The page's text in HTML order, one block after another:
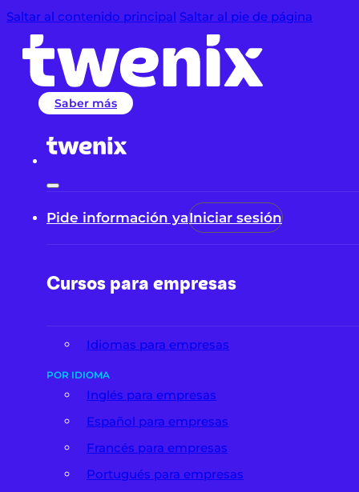
Saltar al contenido principal Saltar al pie de página
Saber más
Pide información yaIniciar sesión
Cursos para empresas
Idiomas para empresas
POR IDIOMA
Inglés para empresas
Español para empresas
Francés para empresas
Portugués para empresas